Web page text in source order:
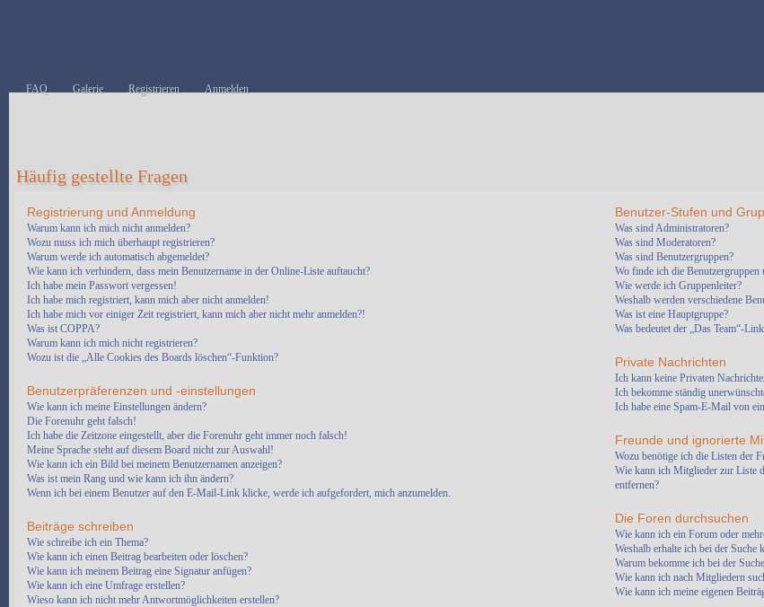
FAQ Galerie Registrieren Anmelden
Häufig gestellte Fragen
Registrierung und Anmeldung
Warum kann ich mich nicht anmelden?
Wozu muss ich mich überhaupt registrieren?
Warum werde ich automatisch abgemeldet?
Wie kann ich verhindern, dass mein Benutzername in der Online-Liste auftaucht?
Ich habe mein Passwort vergessen!
Ich habe mich registriert, kann mich aber nicht anmelden!
Ich habe mich vor einiger Zeit registriert, kann mich aber nicht mehr anmelden?!
Was ist COPPA?
Warum kann ich mich nicht registrieren?
Wozu ist die „Alle Cookies des Boards löschen“-Funktion?
Benutzerpräferenzen und -einstellungen
Wie kann ich meine Einstellungen ändern?
Die Forenuhr geht falsch!
Ich habe die Zeitzone eingestellt, aber die Forenuhr geht immer noch falsch!
Meine Sprache steht auf diesem Board nicht zur Auswahl!
Wie kann ich ein Bild bei meinem Benutzernamen anzeigen?
Was ist mein Rang und wie kann ich ihn ändern?
Wenn ich bei einem Benutzer auf den E-Mail-Link klicke, werde ich aufgefordert, mich anzumelden.
Beiträge schreiben
Wie schreibe ich ein Thema?
Wie kann ich einen Beitrag bearbeiten oder löschen?
Wie kann ich meinem Beitrag eine Signatur anfügen?
Wie kann ich eine Umfrage erstellen?
Wieso kann ich nicht mehr Antwortmöglichkeiten erstellen?
Benutzer-Stufen und
Was sind Administratoren?
Was sind Moderatoren?
Was sind Benutzergruppen?
Wo finde ich die Benutzergruppen
Wie werde ich Gruppenleiter?
Weshalb werden verschiedene
Was ist eine Hauptgruppe?
Was bedeutet der „Das Team“-
Private Nachrichten
Ich kann keine Privaten
Ich bekomme ständig
Ich habe eine Spam-E-Mail von
Freunde und ignorierte
Wozu benötige ich die Listen der
Wie kann ich Mitglieder zur Liste
entfernen?
Die Foren durchsuchen
Wie kann ich ein Forum oder
Weshalb erhalte ich bei der Suche
Warum bekomme ich bei der
Wie kann ich nach Mitgliedern
Wie kann ich meine eigenen